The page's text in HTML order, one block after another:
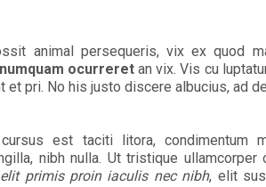
animal persequeris, vix ex quod
numquam ocurreret an vix. Vis cu
pri. No his justo discere albucius, ad
est taciti litora, condimentum
nibh nulla. Ut tristique ullamcorper
primis proin iaculis nec nibh, elit